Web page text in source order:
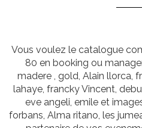
Vous voulez le catalogue
80 en booking ou
madere , gold, Alain llorca,
lahaye, francky Vincent,
eve angeli, emile et
forbans, Alma ritano, les